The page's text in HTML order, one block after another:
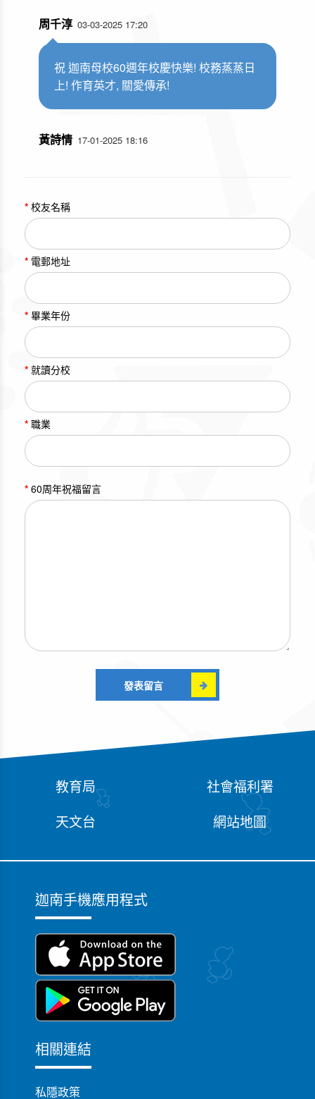
周千淳 03-03-2025 17:20
祝 迦南母校60週年校慶快樂! 校務蒸蒸日
上! 作育英才, 關愛傳承!
黃詩情 17-01-2025 18:16
城分校的老師悉心教導。
Jessica Wong
經成為一個媽媽了，但仍然對迦南的生活
師們都身體健康，生活愉快。
樊穎翹
谢谢學校當年的教導，希望迦南幼稚園的
老師會繼續用心培養更多出類拔萃的校
友，桃李滿門。 最後，再次祝迦南幼稚園
日子，享受校園生活。 祝母校60週年快
樂，繼續提供優質的教育，讓每位學生快
13-12-2024 09:20
恭賀迦南幼稚園60周年 繼續開更多更多嘅
分校 將迦南嘅愛遍佈全香港❤️❤️❤️
姚柏丞&姚柏言 04-12-2024 14:48
恭賀迦南幼稚園60周年校慶，願母校未來
繼續為社會培育更多優秀人才！ 感恩兩位
小朋友能成為迦南這個大家庭的一份子，
亦衷心感激麗港城分校所有教職員的付出
和努力！
勞睿賢
恭賀迦南幼稚園60周年校慶快樂!！小兒有
幸能在充滿愛的環境長大學習！祝願師生
校友名稱
電郵地址
畢業年份
就讀分校
職業
60周年祝福留言
發表留言
教育局
社會福利署
天文台
網站地圖
迦南手機應用程式
相關連結
私隱政策